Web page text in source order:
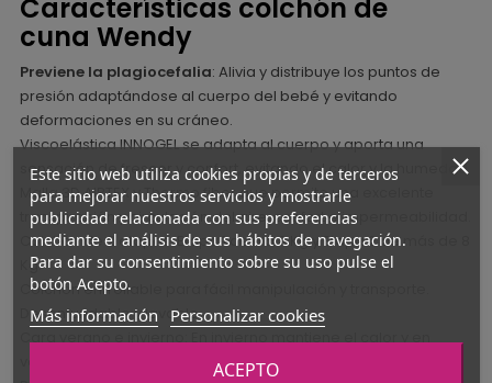
Características colchón de
cuna Wendy
Previene la plagiocefalia: Alivia y distribuye los puntos de
presión adaptándose al cuerpo del bebé y evitando
deformaciones en su cráneo.
Viscoelástica INNOGEL se adapta al cuerpo y aporta una
sensación de frescor y confort, evitando el calor y la humedad.
Malla 3D AIRTEX y Thermo fiber que permite una excelente
transpiración y circulación del aire, confort e impermeabilidad.
Colchón de 2 etapas: Etapa 1 de 0 a 8 Kg y Etapa 2 de más de 8
Kg.
Colchón enrrollable para fácil manipulación y transporte.
Desenfundable y lavable.
verano lo disipa adaptándose a las condiciones climáticas.
Este sitio web utiliza cookies propias y de terceros
para mejorar nuestros servicios y mostrarle
publicidad relacionada con sus preferencias
mediante el análisis de sus hábitos de navegación.
Para dar su consentimiento sobre su uso pulse el
botón Acepto.
Más información Personalizar cookies
ACEPTO